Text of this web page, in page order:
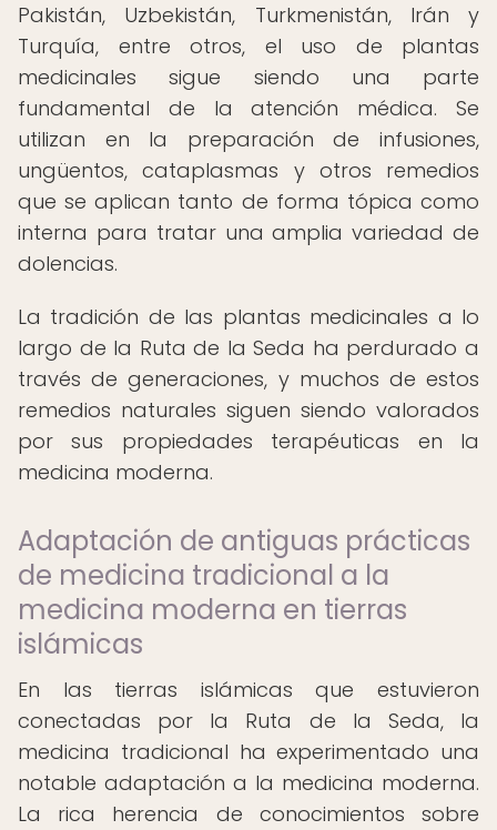
Pakistán, Uzbekistán, Turkmenistán, Irán y
Turquía, entre otros, el uso de plantas
medicinales sigue siendo una parte
fundamental de la atención médica. Se
utilizan en la preparación de infusiones,
ungüentos, cataplasmas y otros remedios
que se aplican tanto de forma tópica como
interna para tratar una amplia variedad de
dolencias.
La tradición de las plantas medicinales a lo
largo de la Ruta de la Seda ha perdurado a
través de generaciones, y muchos de estos
remedios naturales siguen siendo valorados
por sus propiedades terapéuticas en la
medicina moderna.
Adaptación de antiguas prácticas
de medicina tradicional a la
medicina moderna en tierras
islámicas
En las tierras islámicas que estuvieron
conectadas por la Ruta de la Seda, la
medicina tradicional ha experimentado una
notable adaptación a la medicina moderna.
La rica herencia de conocimientos sobre